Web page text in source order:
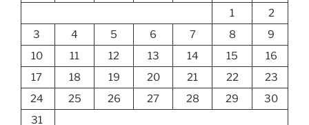
1
2
3
4 5 6 7 8
9
10
11 12 13 14 15
16
17
18 19 20 21 22
23
24
25 26 27 28 29
30
31